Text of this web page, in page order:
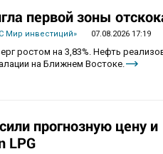
первой зоны
Мир инвестиций» 07.08.2026 17:19
ростом на 3,83%. Нефть
на Ближнем Востоке.
прогнозную цену и
LPG